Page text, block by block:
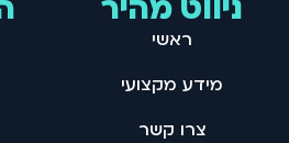
ראשי
מידע מקצועי
צרו קשר